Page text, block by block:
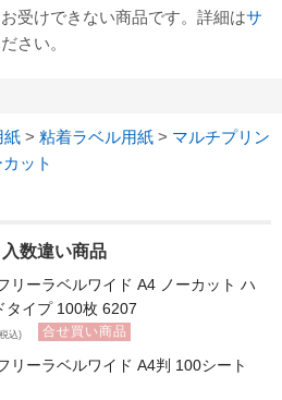
受けできない商品です。詳細はサ
さい。
紙 > 粘着ラベル用紙 > マルチプリン
カット
数違い商品
リーラベルワイド A4 ノーカット ハ
タイプ 100枚 6207
込) 合せ買い商品
リーラベルワイド A4判 100シート